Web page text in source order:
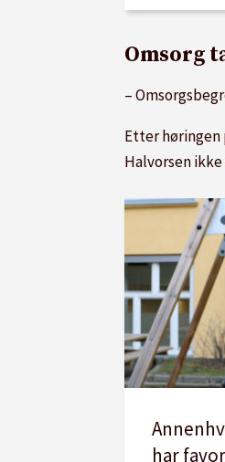
Omsorg
–
Etter
Halvorsen
har